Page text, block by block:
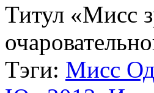
Титул «Мисс
Тэги: Мисс